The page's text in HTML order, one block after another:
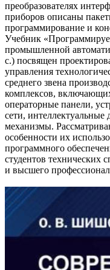
преобразователях
приборов описаны
программирование и
Учебник
промышленной
с.) посвящен
управления
среднего звена
комплексов,
операторные панели,
сети,
механизмы.
особенности их
программного
студентов технических
и высшего